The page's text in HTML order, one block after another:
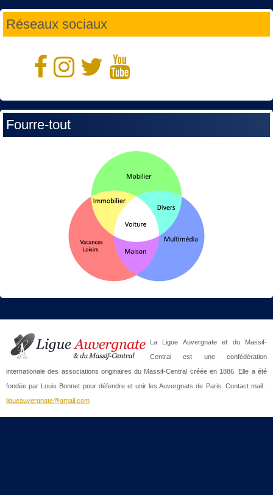
Réseaux sociaux
Fourre-tout
La Ligue Auvergnate et du Massif-
Central est une confédération
internationale des associations originaires du Massif-Central créée en 1886. Elle a été
fondée par Louis Bonnet pour défendre et unir les Auvergnats de Paris. Contact mail :
ligueauvergnate@gmail.com